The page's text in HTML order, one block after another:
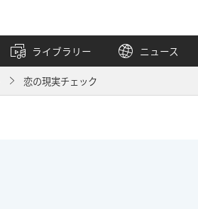
ライブラリー ニュース
恋の現実チェック